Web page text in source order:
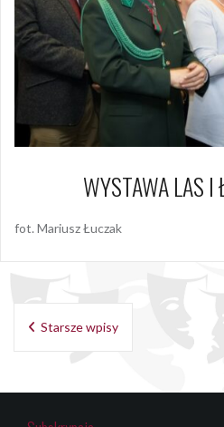
WYSTAWA LAS I
fot. Mariusz Łuczak
Nawigacja
Starsze wpisy